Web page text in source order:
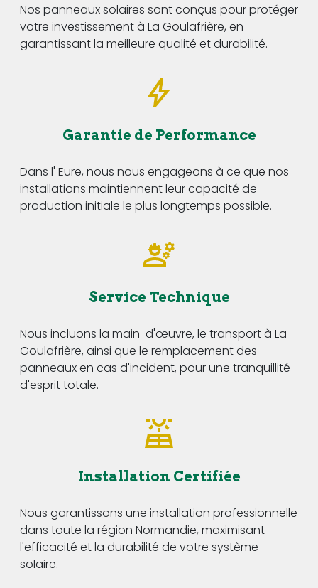
Nos panneaux solaires sont conçus pour protéger
votre investissement à La Goulafrière, en
garantissant la meilleure qualité et durabilité.
Garantie de Performance
Dans l' Eure, nous nous engageons à ce que nos
installations maintiennent leur capacité de
production initiale le plus longtemps possible.
Service Technique
Nous incluons la main-d'œuvre, le transport à La
Goulafrière, ainsi que le remplacement des
panneaux en cas d'incident, pour une tranquillité
d'esprit totale.
Installation Certifiée
Nous garantissons une installation professionnelle
dans toute la région Normandie, maximisant
l'efficacité et la durabilité de votre système
solaire.